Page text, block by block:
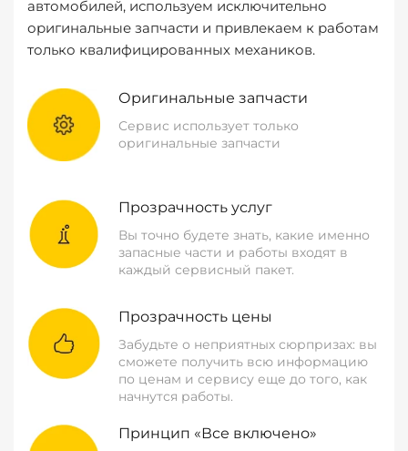
автомобилей, используем исключительно
оригинальные запчасти и привлекаем к работам
только квалифицированных механиков.
Оригинальные запчасти
Сервис использует только
оригинальные запчасти
Прозрачность услуг
Вы точно будете знать, какие именно
запасные части и работы входят в
каждый сервисный пакет.
Прозрачность цены
Забудьте о неприятных сюрпризах: вы
сможете получить всю информацию
по ценам и сервису еще до того, как
начнутся работы.
Принцип «Все включено»